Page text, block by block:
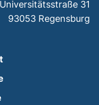
Universitätsstraße 31
93053 Regensburg